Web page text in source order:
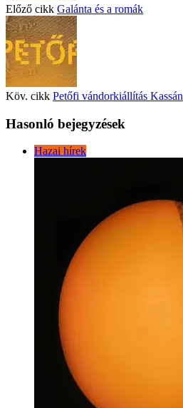
Előző cikk Galánta és a romák
Köv. cikk Petőfi vándorkiállítás Kassán
Hasonló bejegyzések
Hazai hírek